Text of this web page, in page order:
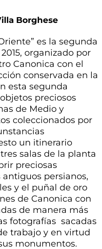
Borghese
es la segunda
organizado por
Canonica con el
conservada en la
esta segunda
preciosos
de Medio y
coleccionados por
un itinerario
salas de la planta
preciosas
persianos,
y el puñal de oro
de Canonica con
de manera más
fotografías sacadas
trabajo y en virtud
monumentos.